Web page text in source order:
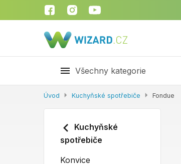
Všechny kategorie
Úvod Kuchyňské spotřebiče Fondue
Kuchyňské
spotřebiče
Konvice